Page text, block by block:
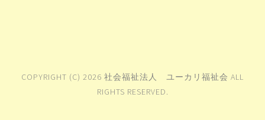
COPYRIGHT (C) 2026 社会福祉法人 ユーカリ福祉会 ALL
RIGHTS RESERVED.